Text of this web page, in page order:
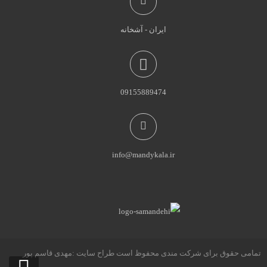
ایران - آشخانه
09155889474
info@mandykala.ir
تمامی حقوق برای شرکت مندی محفوظ است طراح سایت :مهدی قاسم پور